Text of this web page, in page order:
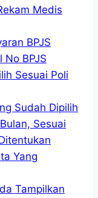
Medis
BPJS
No BPJS
Sesuai Poli
Sudah Dipilih
Sesuai
Yang
Tampilkan